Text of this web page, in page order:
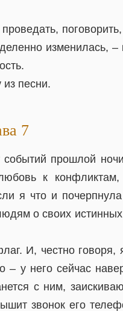
изменилась, –
песни.
7
прошлой
к конфликтам,
я что и
о своих
И, честно говоря,
– у него сейчас
с ним,
звонок его